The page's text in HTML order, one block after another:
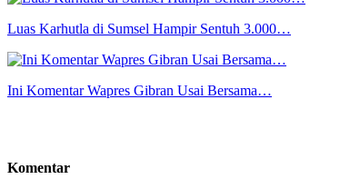
Luas Karhutla di Sumsel Hampir Sentuh 3.000…
Ini Komentar Wapres Gibran Usai Bersama…
Komentar